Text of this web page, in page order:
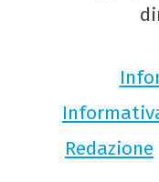
Redazione